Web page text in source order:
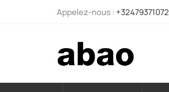
Appelez-nous : +32479371072